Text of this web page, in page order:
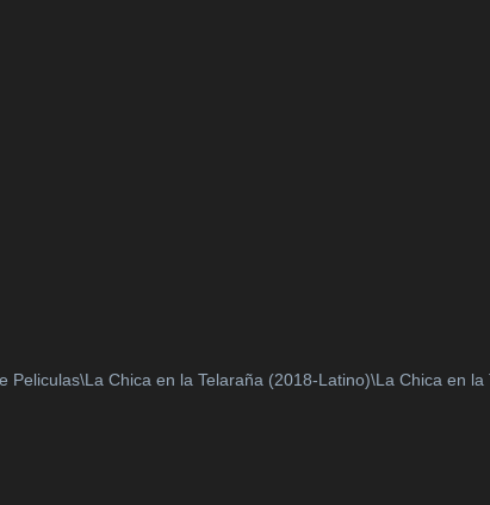
Peliculas\La Chica en la Telaraña (2018-Latino)\La Chica en la